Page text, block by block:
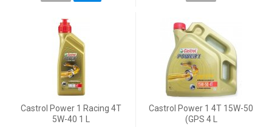
Castrol Power 1 Racing 4T
5W-40 1 L
Castrol Power 1 4T 15W-50
(GPS 4 L